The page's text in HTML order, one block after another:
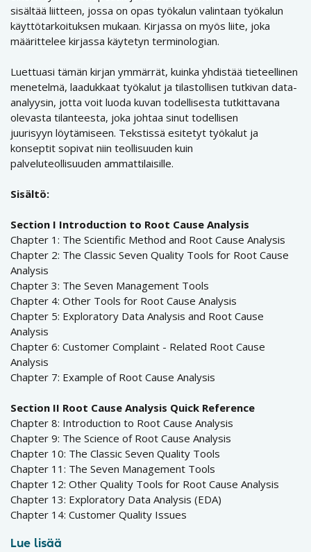
sisältää liitteen, jossa on opas työkalun valintaan työkalun
käyttötarkoituksen mukaan. Kirjassa on myös liite, joka
määrittelee kirjassa käytetyn terminologian.
Luettuasi tämän kirjan ymmärrät, kuinka yhdistää tieteellinen
menetelmä, laadukkaat työkalut ja tilastollisen tutkivan data-
analyysin, jotta voit luoda kuvan todellisesta tutkittavana
olevasta tilanteesta, joka johtaa sinut todellisen
juurisyyn löytämiseen. Tekstissä esitetyt työkalut ja
konseptit sopivat niin teollisuuden kuin
palveluteollisuuden ammattilaisille.
Sisältö:
Section I Introduction to Root Cause Analysis
Chapter 1: The Scientific Method and Root Cause Analysis
Chapter 2: The Classic Seven Quality Tools for Root Cause
Analysis
Chapter 3: The Seven Management Tools
Chapter 4: Other Tools for Root Cause Analysis
Chapter 5: Exploratory Data Analysis and Root Cause
Analysis
Chapter 6: Customer Complaint - Related Root Cause
Analysis
Chapter 7: Example of Root Cause Analysis
Section II Root Cause Analysis Quick Reference
Chapter 8: Introduction to Root Cause Analysis
Chapter 9: The Science of Root Cause Analysis
Chapter 10: The Classic Seven Quality Tools
Chapter 11: The Seven Management Tools
Chapter 12: Other Quality Tools for Root Cause Analysis
Chapter 13: Exploratory Data Analysis (EDA)
Chapter 14: Customer Quality Issues
Lue lisää